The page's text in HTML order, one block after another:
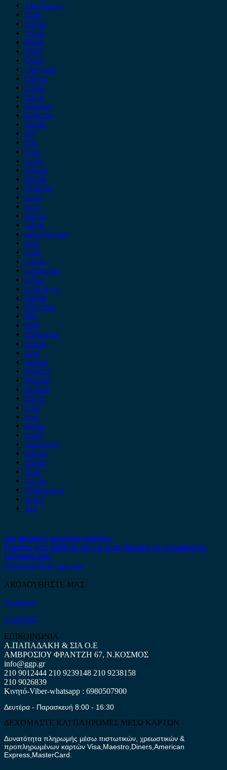
Alfa Romeo
Audi
Austin
Acura
BMW
BYD
Chery
Chevrolet
Citroen
Cupra
Dacia
Daewoo
Daihatsu
Dodge
DS
Fiat
Ford
Geely
Gonow
Honda
Hyundai
Isuzu
iveco
Jaecoo
Jaguar
Jeep Chrysler
KIA
Lada
Lancia
Leapmotor
Lexus
Lynk & co
Mazda
Mercedes
MG
Mini
Mitsubishi
Nissan
Opel
Omoda
Peugeot
Porsche
Renault
Rover
Saab
Seat
Skoda
Smart
ssangyong
Subaru
Suzuki
Tesla
Toyota
Volkswagen
Volvo
Xev
Δεν βρήκατε αυτό που ψάχνετε;
Είμαστε στη διάθεση σας να απαντήσουμε σε οποιαδήποτε
ερώτηση σας.
Επικοινωνήστε μαζί μας
ΑΚΟΛΟΥΘΗΣΤΕ ΜΑΣ
Facebook
ΧΑΡΤΗΣ
ΕΠΙΚΟΙΝΩΝΙΑ
Α.ΠΑΠΑΔΑΚΗ & ΣΙΑ Ο.Ε
ΑΜΒΡΟΣΙΟΥ ΦΡΑΝΤΖΗ 67, Ν.ΚΟΣΜΟΣ
info@ggp.gr
210 9012444 210 9239148 210 9238158
210 9026839
Κινητό-Viber-whatsapp : 6980507900
Δευτέρα - Παρασκευή 8:00 - 16:30
ΔΕΧΟΜΑΣΤΕ ΚΑΙ ΠΛΗΡΩΜΕΣ ΜΕΣΩ ΚΑΡΤΩΝ
Δυνατότητα πληρωμής μέσω πιστωτικών, χρεωστικών &
προπληρωμένων καρτών Visa,Maestro,Diners,American
Express,MasterCard.